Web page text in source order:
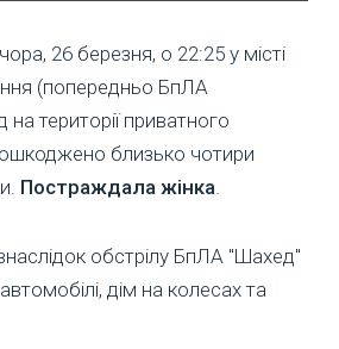
26 березня, о 22:25 у місті
(попередньо БпЛА
на території приватного
близько чотири
Постраждала жінка
обстрілу БпЛА "Шахед"
дім на колесах та